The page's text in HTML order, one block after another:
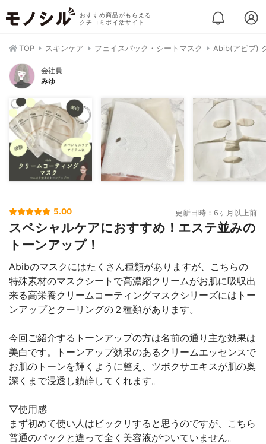
おすすめ商品がもらえる
クチコミポイ活サイト
TOP スキンケア フェイスパック・シートマスク Abib(アビブ)
会社員
みゆ
5.00 更新日時：6ヶ月以上前
スペシャルケアにおすすめ！エステ並みの
トーンアップ！
Abibのマスクにはたくさん種類がありますが、こちらの
特殊素材のマスクシートで高濃縮クリームがお肌に吸収出
来る高栄養クリームコーティングマスクシリーズにはトー
ンアップとクーリングの２種類があります。
今回ご紹介するトーンアップの方は名前の通り主な効果は
美白です。トーンアップ効果のあるクリームエッセンスで
お肌のトーンを輝くように整え、ツボクサエキスが肌の奥
深くまで浸透し鎮静してくれます。
▽使用感
まず初めて使い人はビックリすると思うのですが、こちら
普通のパックと違って全く美容液がついていません。